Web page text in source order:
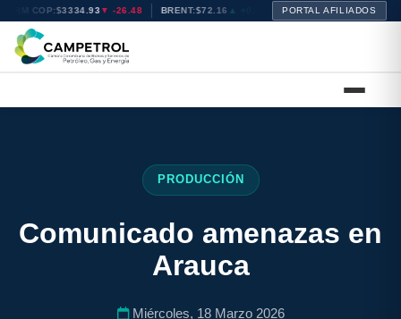
TRM COP:$3334.93▼ -26.48 BRENT:$72.16▲ +0.42 WTI:$68.64▲ +0.13
PORTAL AFILIADOS
PRODUCCIÓN
Comunicado amenazas en
Arauca
Miércoles, 18 Marzo 2026